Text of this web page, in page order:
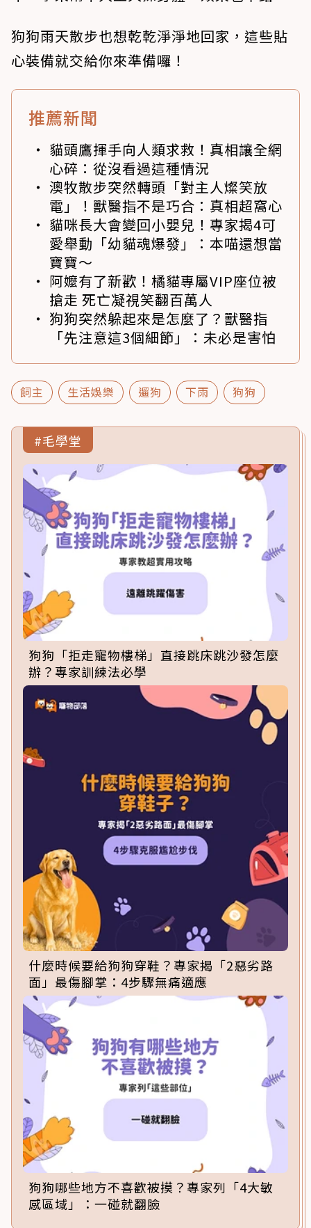
狗狗雨天散步也想乾乾淨淨地回家，這些貼
心裝備就交給你來準備囉！
推薦新聞
貓頭鷹揮手向人類求救！真相讓全網
心碎：從沒看過這種情況
澳牧散步突然轉頭「對主人燦笑放
電」！獸醫指不是巧合：真相超窩心
貓咪長大會變回小嬰兒！專家揭4可
愛舉動「幼貓魂爆發」：本喵還想當
寶寶～
阿嬤有了新歡！橘貓專屬VIP座位被
搶走 死亡凝視笑翻百萬人
狗狗突然躲起來是怎麼了？獸醫指
「先注意這3個細節」：未必是害怕
飼主 生活娛樂 遛狗 下雨 狗狗
#毛學堂
狗狗「拒走寵物樓梯」直接跳床跳沙發怎麼
辦？專家訓練法必學
什麼時候要給狗狗穿鞋？專家揭「2惡劣路
面」最傷腳掌：4步驟無痛適應
狗狗哪些地方不喜歡被摸？專家列「4大敏
感區域」：一碰就翻臉